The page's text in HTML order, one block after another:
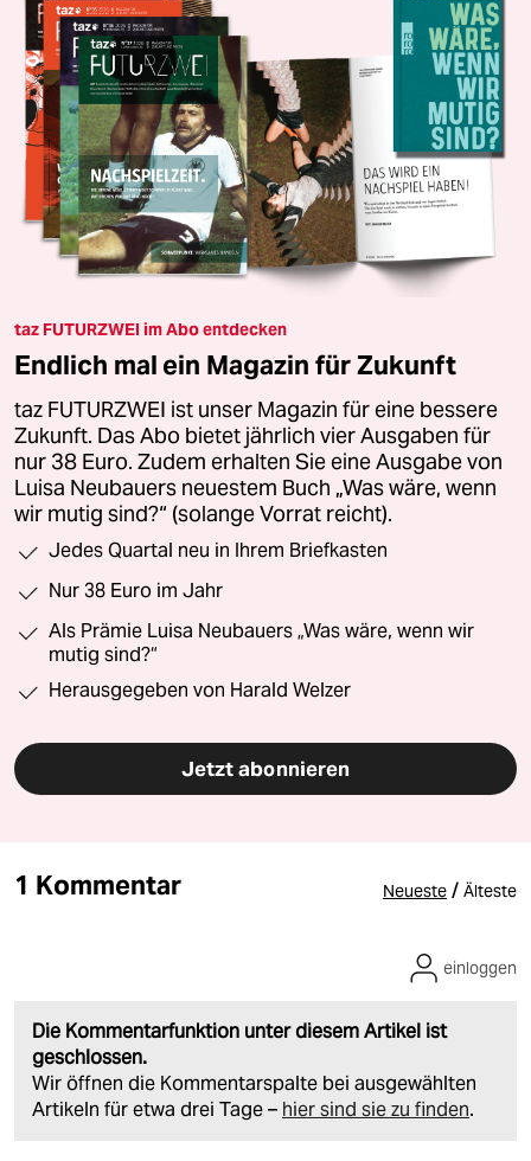
taz FUTURZWEI im Abo entdecken
Endlich mal ein Magazin für Zukunft
taz FUTURZWEI ist unser Magazin für eine bessere
Zukunft. Das Abo bietet jährlich vier Ausgaben für
nur 38 Euro. Zudem erhalten Sie eine Ausgabe von
Luisa Neubauers neuestem Buch „Was wäre, wenn
wir mutig sind?“ (solange Vorrat reicht).
Jedes Quartal neu in Ihrem Briefkasten
Nur 38 Euro im Jahr
Als Prämie Luisa Neubauers „Was wäre, wenn wir
mutig sind?“
Herausgegeben von Harald Welzer
Jetzt abonnieren
1 Kommentar Neueste / Älteste
Die Kommentarfunktion unter diesem Artikel ist
geschlossen.
Wir öffnen die Kommentarspalte bei ausgewählten
Artikeln für etwa drei Tage – hier sind sie zu finden.
einloggen